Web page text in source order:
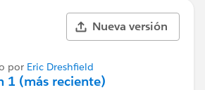
Nueva versión
por Eric Dreshfield
1 (más reciente)